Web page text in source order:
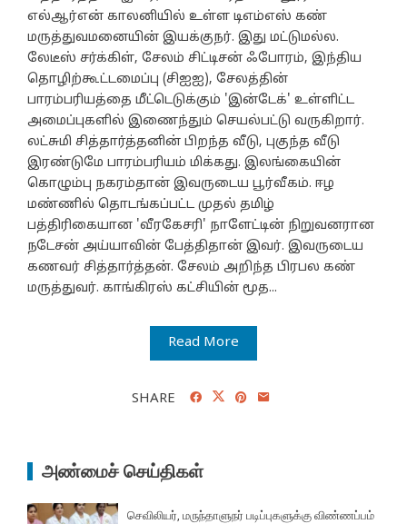
எல்ஆர்என் காலனியில் உள்ள டிஎம்எஸ் கண்
மருத்துவமனையின் இயக்குநர். இது மட்டுமல்ல.
லேடீஸ் சர்க்கிள், சேலம் சிட்டிசன் ஃபோரம், இந்திய
தொழிற்கூட்டமைப்பு (சிஐஐ), சேலத்தின்
பாரம்பரியத்தை மீட்டெடுக்கும் 'இன்டேக்' உள்ளிட்ட
அமைப்புகளில் இணைந்தும் செயல்பட்டு வருகிறார்.
லட்சுமி சித்தார்த்தனின் பிறந்த வீடு, புகுந்த வீடு
இரண்டுமே பாரம்பரியம் மிக்கது. இலங்கையின்
கொழும்பு நகரம்தான் இவருடைய பூர்வீகம். ஈழ
மண்ணில் தொடங்கப்பட்ட முதல் தமிழ்
பத்திரிகையான 'வீரகேசரி' நாளேட்டின் நிறுவனரான
நடேசன் அய்யாவின் பேத்திதான் இவர். இவருடைய
கணவர் சித்தார்த்தன். சேலம் அறிந்த பிரபல கண்
மருத்துவர். காங்கிரஸ் கட்சியின் மூத...
Read More
SHARE
அண்மைச் செய்திகள்
செவிலியர், மருந்தாளுநர் படிப்புகளுக்கு விண்ணப்பம்